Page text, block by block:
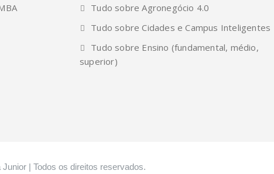
Tudo sobre Agronegócio 4.0
Tudo sobre Cidades e Campus Inteligentes
Tudo sobre Ensino (fundamental, médio,
superior)
| Todos os direitos reservados.